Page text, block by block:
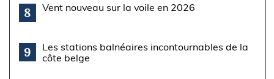
8 Vent nouveau sur la voile en 2026
9
Les stations balnéaires incontournables de la
côte belge